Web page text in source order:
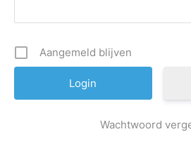
Aangemeld blijven
Wachtwoord